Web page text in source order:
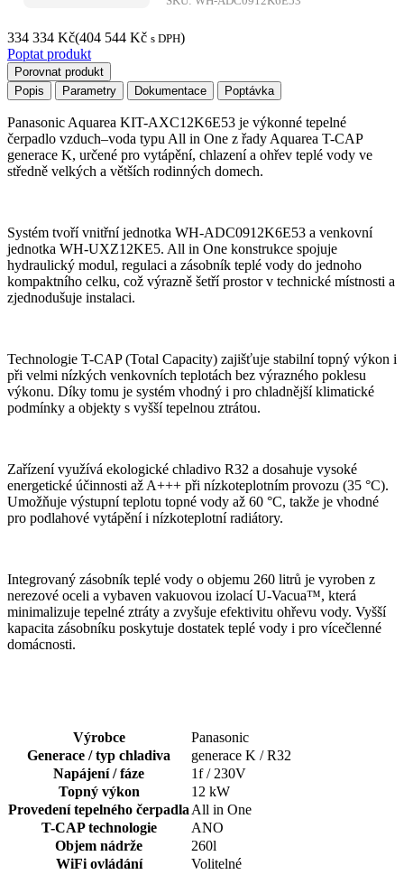
334 334 Kč(404 544 Kč s DPH)
Poptat produkt
Porovnat produkt
Popis
Parametry Dokumentace Poptávka
Panasonic Aquarea KIT-AXC12K6E53 je výkonné tepelné
čerpadlo vzduch–voda typu All in One z řady Aquarea T-CAP
generace K, určené pro vytápění, chlazení a ohřev teplé vody ve
středně velkých a větších rodinných domech.
Systém tvoří vnitřní jednotka WH-ADC0912K6E53 a venkovní
jednotka WH-UXZ12KE5. All in One konstrukce spojuje
hydraulický modul, regulaci a zásobník teplé vody do jednoho
kompaktního celku, což výrazně šetří prostor v technické místnosti a
zjednodušuje instalaci.
Technologie T-CAP (Total Capacity) zajišťuje stabilní topný výkon i
při velmi nízkých venkovních teplotách bez výrazného poklesu
výkonu. Díky tomu je systém vhodný i pro chladnější klimatické
podmínky a objekty s vyšší tepelnou ztrátou.
Zařízení využívá ekologické chladivo R32 a dosahuje vysoké
energetické účinnosti až A+++ při nízkoteplotním provozu (35 °C).
Umožňuje výstupní teplotu topné vody až 60 °C, takže je vhodné
pro podlahové vytápění i nízkoteplotní radiátory.
Integrovaný zásobník teplé vody o objemu 260 litrů je vyroben z
nerezové oceli a vybaven vakuovou izolací U-Vacua™, která
minimalizuje tepelné ztráty a zvyšuje efektivitu ohřevu vody. Vyšší
kapacita zásobníku poskytuje dostatek teplé vody i pro vícečlenné
domácnosti.
Výrobce
Panasonic
Generace / typ chladiva
generace K / R32
Napájení / fáze
1f / 230V
Topný výkon
12 kW
Provedení tepelného čerpadla All in One
T-CAP technologie
ANO
Objem nádrže
260l
WiFi ovládání
Volitelné